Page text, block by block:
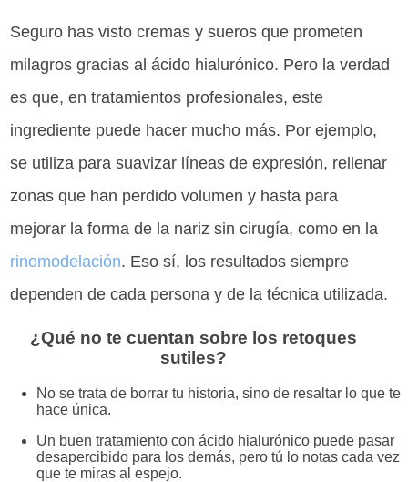
Seguro has visto cremas y sueros que prometen
milagros gracias al ácido hialurónico. Pero la verdad
es que, en tratamientos profesionales, este
ingrediente puede hacer mucho más. Por ejemplo,
se utiliza para suavizar líneas de expresión, rellenar
zonas que han perdido volumen y hasta para
mejorar la forma de la nariz sin cirugía, como en la
rinomodelación. Eso sí, los resultados siempre
dependen de cada persona y de la técnica utilizada.
¿Qué no te cuentan sobre los retoques
sutiles?
No se trata de borrar tu historia, sino de resaltar lo que te
hace única.
Un buen tratamiento con ácido hialurónico puede pasar
desapercibido para los demás, pero tú lo notas cada vez
que te miras al espejo.